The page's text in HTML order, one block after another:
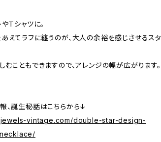
Ｔシャツに。
えてラフに纏うのが、大人の余裕を感じさせるスタ
むこともできますので、アレンジの幅が広がります。
、誕生秘話はこちらから↓
vintage.com/double-star-design-